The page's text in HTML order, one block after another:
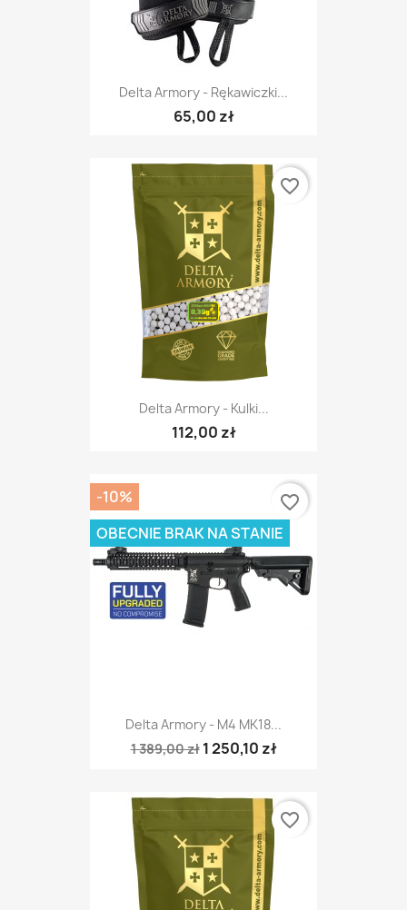
Delta Armory - Rękawiczki...
65,00 zł
Delta Armory - Kulki...
112,00 zł
favorite_border
Delta Armory - M4 MK18...
1 389,00 zł 1 250,10 zł
-10%
OBECNIE BRAK NA STANIE
favorite_border
favorite_border